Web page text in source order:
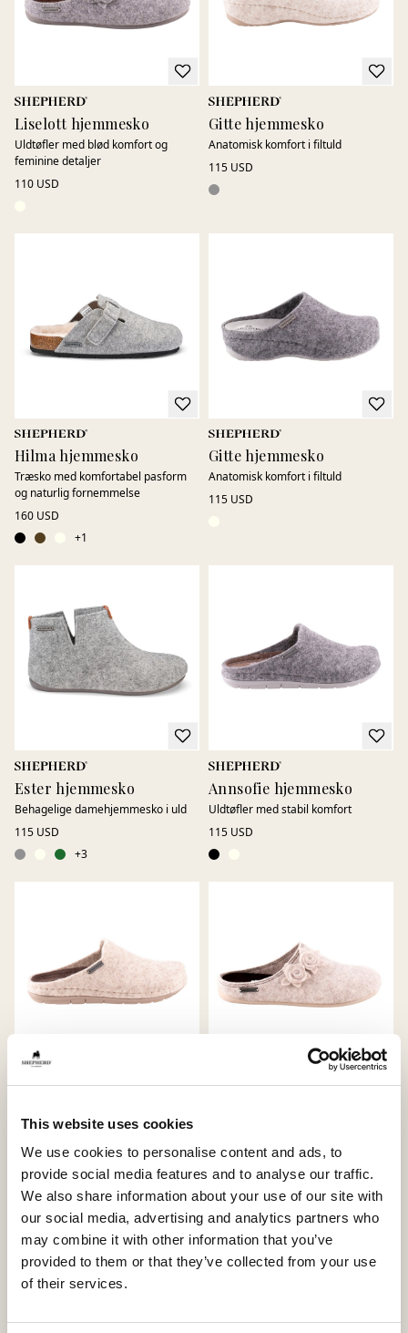
This website uses cookies
We use cookies to personalise content and ads, to
provide social media features and to analyse our traffic.
We also share information about your use of our site with
our social media, advertising and analytics partners who
may combine it with other information that you’ve
provided to them or that they’ve collected from your use
of their services.
Liselott hjemmesko
Uldtøfler med blød komfort og
feminine detaljer
110 USD
Gitte hjemmesko
Anatomisk komfort i filtuld
115 USD
Hilma hjemmesko
Træsko med komfortabel pasform
og naturlig fornemmelse
160 USD
+1
Gitte hjemmesko
Anatomisk komfort i filtuld
115 USD
Ester hjemmesko
Behagelige damehjemmesko i uld
115 USD
+3
Annsofie hjemmesko
Uldtøfler med stabil komfort
115 USD
Uldtøfler med stabil komfort
115 USD
Bestseller